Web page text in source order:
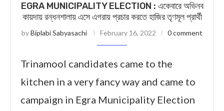
EGRA MUNICIPALITY ELECTION : একেবারে অভিনব
কায়দায় রন্ধনশালায় এসে এগরায় প্রচার করতে হাজির তৃণমূল প্রার্থী
byBiplabi Sabyasachi February 16, 2022 0 comment
Trinamool candidates came to the
kitchen in a very fancy way and came to
campaign in Egra Municipality Election